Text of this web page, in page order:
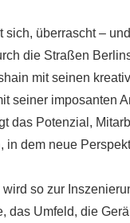
sich, überrascht –
die Straßen
mit seinen
seiner imposanten
das Potenzial,
in dem neue
so zur
das Umfeld, die